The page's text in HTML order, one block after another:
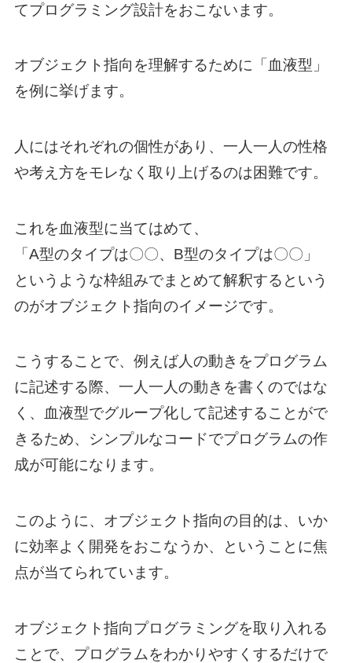
てプログラミング設計をおこないます。
オブジェクト指向を理解するために「血液型」
を例に挙げます。
人にはそれぞれの個性があり、一人一人の性格
や考え方をモレなく取り上げるのは困難です。
これを血液型に当てはめて、
「A型のタイプは〇〇、B型のタイプは〇〇」
というような枠組みでまとめて解釈するという
のがオブジェクト指向のイメージです。
こうすることで、例えば人の動きをプログラム
に記述する際、一人一人の動きを書くのではな
く、血液型でグループ化して記述することがで
きるため、シンプルなコードでプログラムの作
成が可能になります。
このように、オブジェクト指向の目的は、いか
に効率よく開発をおこなうか、ということに焦
点が当てられています。
オブジェクト指向プログラミングを取り入れる
ことで、プログラムをわかりやすくするだけで